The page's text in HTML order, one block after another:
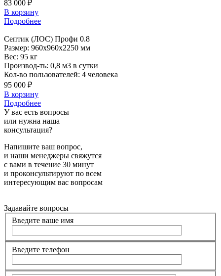
83 000 ₽
В корзину
Подробнее
Септик (ЛОС) Профи 0.8
Размер: 960x960x2250 мм
Вес: 95 кг
Производ-ть: 0,8 м3 в сутки
Кол-во пользователей: 4 человека
95 000 ₽
В корзину
Подробнее
У вас есть вопросы
или нужна наша
консультация?
Напишите ваш вопрос,
и наши менеджеры свяжутся
с вами в течение 30 минут
и проконсультируют по всем
интересующим вас вопросам
Задавайте вопросы
Введите ваше имя
Введите телефон